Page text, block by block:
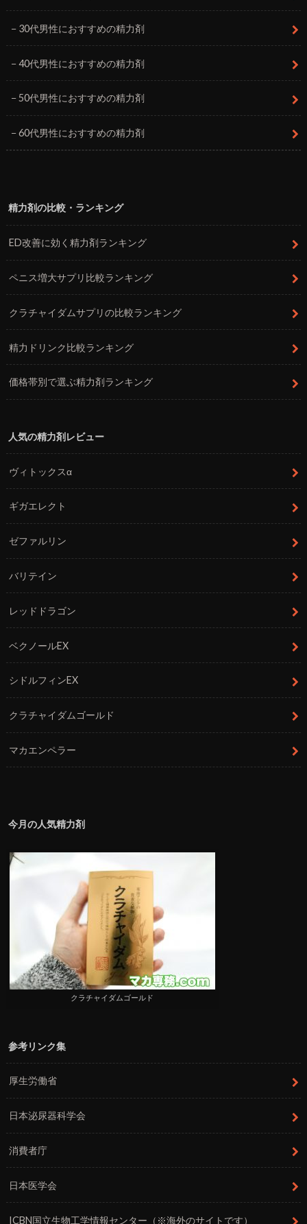
30代男性におすすめの精力剤
40代男性におすすめの精力剤
50代男性におすすめの精力剤
60代男性におすすめの精力剤
精力剤の比較・ランキング
ED改善に効く精力剤ランキング
ペニス増大サプリ比較ランキング
クラチャイダムサプリの比較ランキング
精力ドリンク比較ランキング
価格帯別で選ぶ精力剤ランキング
人気の精力剤レビュー
ヴィトックスα
ギガエレクト
ゼファルリン
バリテイン
レッドドラゴン
ベクノールEX
シドルフィンEX
クラチャイダムゴールド
マカエンペラー
今月の人気精力剤
クラチャイダムゴールド
参考リンク集
厚生労働省
日本泌尿器科学会
消費者庁
日本医学会
ICBN国立生物工学情報センター（※海外のサイトです）